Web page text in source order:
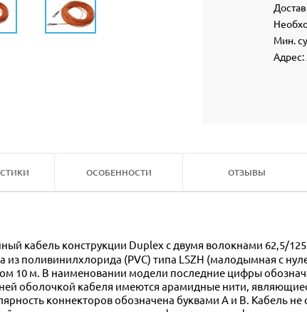
Мин.
Адрес:
ОСОБЕННОСТИ ОТЗЫВЫ
из поливинилхлорида (PVC) типа LSZH (малодымная с
10 м. В наименовании модели последние цифры
оболочкой кабеля имеются арамидные нити,
коннекторов обозначена буквами А и В. Кабель